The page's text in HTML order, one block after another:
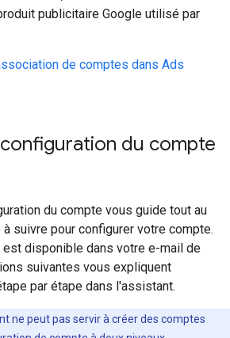
publicitaire Google utilisé par
de comptes dans Ads
du compte
du compte vous guide tout au
à suivre pour configurer votre compte.
disponible dans votre e-mail de
suivantes vous expliquent
par étape dans l'assistant.
ne peut pas servir à créer des comptes